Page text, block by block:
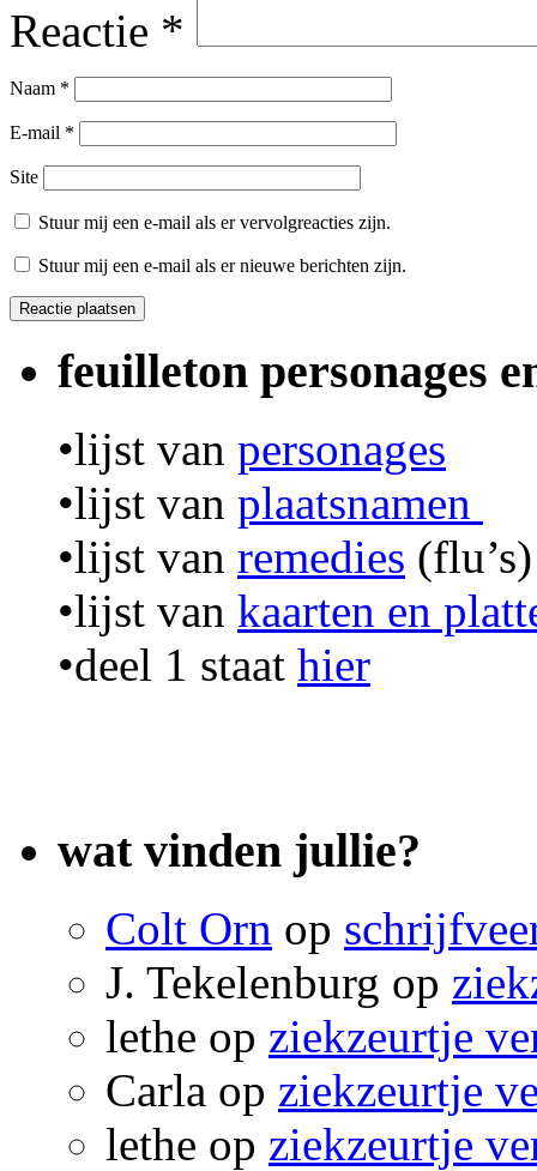
Reactie *
Naam *
E-mail *
Site
Stuur mij een e-mail als er vervolgreacties zijn.
Stuur mij een e-mail als er nieuwe berichten zijn.
feuilleton personages
•lijst van personages
•lijst van plaatsnamen
•lijst van remedies (flu’s)
•lijst van kaarten en
•deel 1 staat hier
wat vinden jullie?
Colt Orn op
J. Tekelenburg op
lethe op ziekzeurtje
Carla op ziekzeurtje
lethe op ziekzeurtje